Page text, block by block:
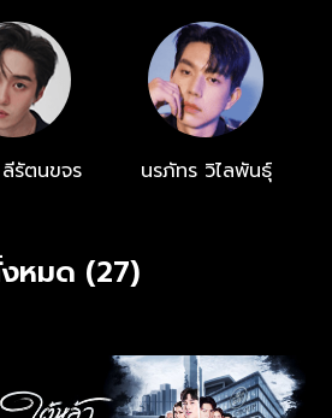
รัตนขจร นรภัทร วิไลพันธุ์
หมด (27)